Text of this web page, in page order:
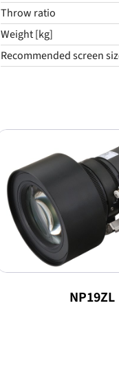
Throw ratio
Weight [kg]
Recommended screen
NP19ZL